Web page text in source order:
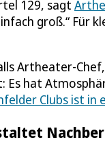
129, sagt
groß.“ Für
Artheater-
Es hat
Clubs ist